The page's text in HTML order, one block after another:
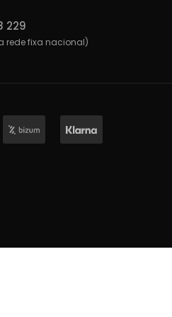
229
rede fixa nacional)